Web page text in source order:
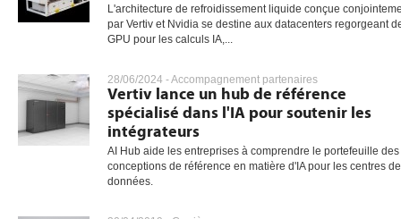
L'architecture de refroidissement liquide conçue
par Vertiv et Nvidia se destine aux datacenters regorgeant
GPU pour les calculs IA,...
28/06/2024 -Accompagnement partenaires
Vertiv lance un hub de référence
spécialisé dans l'IA pour soutenir les
intégrateurs
AI Hub aide les entreprises à comprendre le portefeuille des
conceptions de référence en matière d'IA pour les centres de
données.